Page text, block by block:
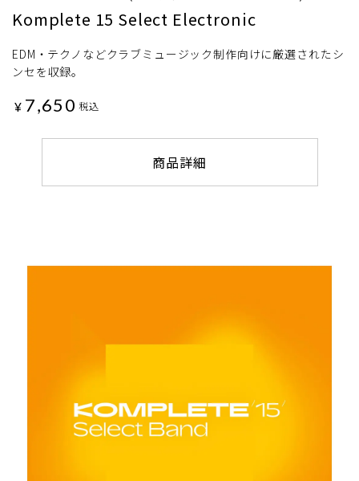
Komplete 15 Select Electronic
EDM・テクノなどクラブミュージック制作向けに厳選されたシ
ンセを収録。
¥ 7,650 税込
商品詳細